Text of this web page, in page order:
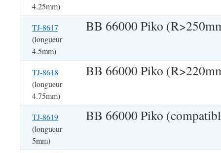
4.25mm)
TJ-8617
(longueur
4.5mm)
BB 66000 Piko
TJ-8618
(longueur
4.75mm)
BB 66000 Piko
TJ-8619
(longueur
5mm)
BB 66000 Piko